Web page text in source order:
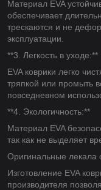
Материал EVA
обеспечивает
трескаются и не
эксплуатации.
**3. Легкость в уходе:**
EVA коврики легко
тряпкой или промыть
повседневном
**4. Экологичность:**
Материал EVA
так как не выделяет
Оригинальные лекала
Изготовление EVA
производителя